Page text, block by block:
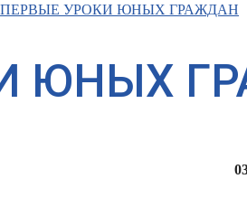
ПЕРВЫЕ УРОКИ ЮНЫХ ГРАЖДАН
ЮНЫХ